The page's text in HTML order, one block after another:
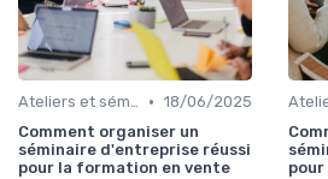
Ateliers et séminaires • 18/06/2025
Comment organiser un
séminaire d'entreprise réussi
pour la formation en vente